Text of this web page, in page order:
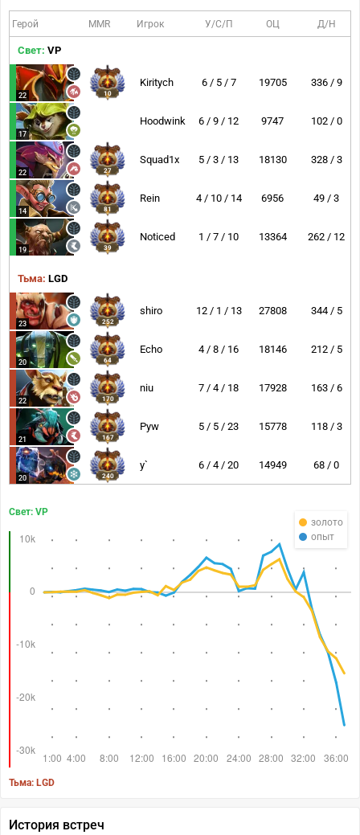
Герой MMR Игрок У/С/П ОЦ Д/Н
Свет: VP
22 10
Kiritych 6 / 5 / 7 19705 336 / 9
17
Hoodwink 6 / 9 / 12 9747 102 / 0
22 27
Squad1x 5 / 3 / 13 18130 328 / 3
14 81
Rein 4 / 10 / 14 6956 49 / 3
19 39
Noticed 1 / 7 / 10 13364 262 / 12
Тьма: LGD
23 252
shiro 12 / 1 / 13 27808 344 / 5
20 64
Echo 4 / 8 / 16 18146 212 / 5
22 170
niu 7 / 4 / 18 17928 163 / 6
21 167
Pyw 5 / 5 / 23 15778 118 / 3
20 240
y` 6 / 4 / 20 14949 68 / 0
золото
опыт
Свет: VP
Тьма: LGD
История встреч